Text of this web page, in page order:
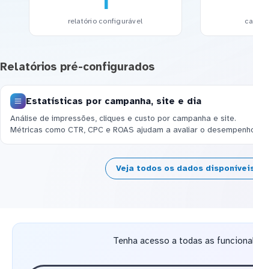
relatório configurável
Relatórios pré-configurados
Estatísticas por campanha, site e dia
Análise de impressões, cliques e custo por campanha e site.
Métricas como CTR, CPC e ROAS ajudam a avaliar o
Veja todos os dados
Tenha acesso a todas as